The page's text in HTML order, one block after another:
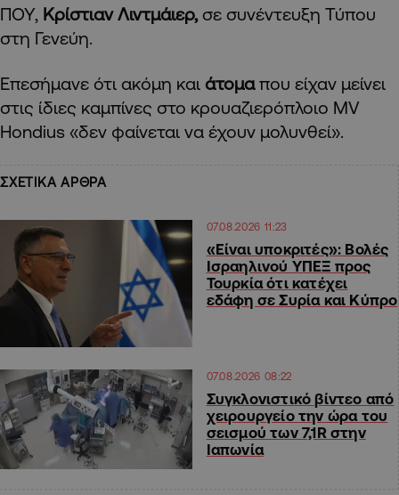
ΠΟΥ, Κρίστιαν Λιντμάιερ, σε συνέντευξη Τύπου
στη Γενεύη.
Επεσήμανε ότι ακόμη και άτομαπου είχαν μείνει
στις ίδιες καμπίνες στο κρουαζιερόπλοιο MV
Hondius «δεν φαίνεται να έχουν μολυνθεί».
ΣΧΕΤΙΚΑ ΑΡΘΡΑ
07.08.2026 11:23
«Είναι υποκριτές»: Βολές
Ισραηλινού ΥΠΕΞ προς
Τουρκία ότι κατέχει
εδάφη σε Συρία και Κύπρο
07.08.2026 08:22
Συγκλονιστικό βίντεο από
χειρουργείο την ώρα του
σεισμού των 7,1R στην
Ιαπωνία